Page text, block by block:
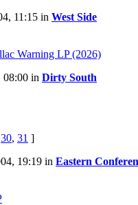
11:15 in West Side
Warning LP (2026)
08:00 in Dirty South
30, 31 ]
19:19 in Eastern